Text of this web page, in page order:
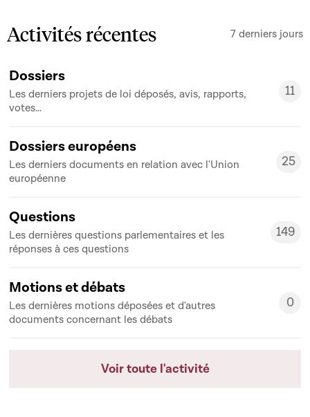
Activités récentes 7 derniers jours
Dossiers
Les derniers projets de loi déposés, avis, rapports,
votes...
11
11
Dossiers européens
Les derniers documents en relation avec l'Union
européenne
25
25
Questions
Les dernières questions parlementaires et les
réponses à ces questions
149
149
Motions et débats
Les dernières motions déposées et d'autres
documents concernant les débats
0
0
Voir toute l'activité